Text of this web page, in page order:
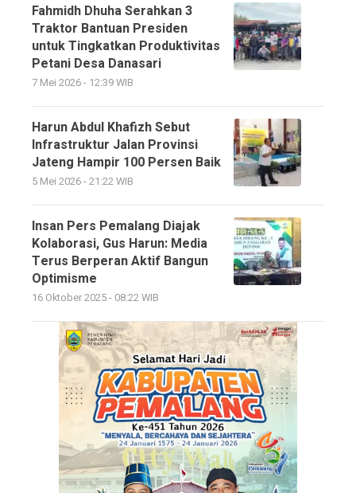
Fahmidh Dhuha Serahkan 3
Traktor Bantuan Presiden
untuk Tingkatkan Produktivitas
Petani Desa Danasari
7 Mei 2026 - 12:39 WIB
Harun Abdul Khafizh Sebut
Infrastruktur Jalan Provinsi
Jateng Hampir 100 Persen Baik
5 Mei 2026 - 21:22 WIB
Insan Pers Pemalang Diajak
Kolaborasi, Gus Harun: Media
Terus Berperan Aktif Bangun
Optimisme
16 Oktober 2025 - 08:22 WIB